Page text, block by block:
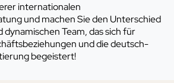
internationalen
und machen Sie den Unterschied
dynamischen Team, das sich für
und die deutsch-
begeistert!